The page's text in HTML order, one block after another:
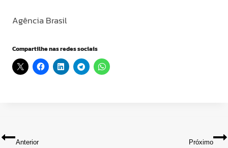
Agência Brasil
Compartilhe nas redes sociais
Navegação
Anterior Próximo